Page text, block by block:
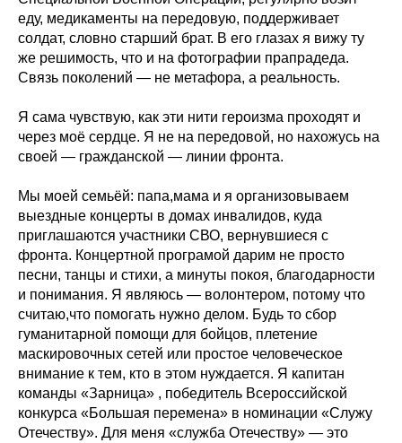
еду, медикаменты на передовую, поддерживает
солдат, словно старший брат. В его глазах я вижу ту
же решимость, что и на фотографии прапрадеда.
Связь поколений — не метафора, а реальность.
Я сама чувствую, как эти нити героизма проходят и
через моё сердце. Я не на передовой, но нахожусь на
своей — гражданской — линии фронта.
Мы моей семьёй: папа,мама и я организовываем
выездные концерты в домах инвалидов, куда
приглашаются участники СВО, вернувшиеся с
фронта. Концертной програмой дарим не просто
песни, танцы и стихи, а минуты покоя, благодарности
и понимания. Я являюсь — волонтером, потому что
считаю,что помогать нужно делом. Будь то сбор
гуманитарной помощи для бойцов, плетение
маскировочных сетей или простое человеческое
внимание к тем, кто в этом нуждается. Я капитан
команды «Зарница» , победитель Всероссийской
конкурса «Большая перемена» в номинации «Служу
Отечеству». Для меня «служба Отечеству» — это